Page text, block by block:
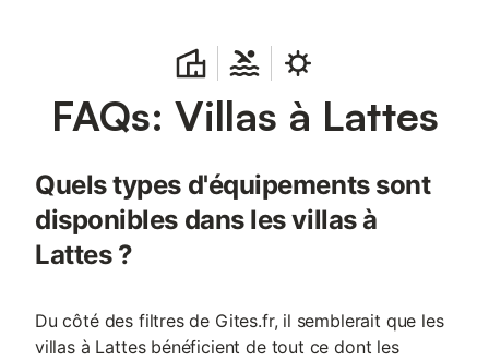
FAQs: Villas à Lattes
Quels types d'équipements sont
disponibles dans les villas à
Lattes ?
Du côté des filtres de Gites.fr, il semblerait que les
villas à Lattes bénéficient de tout ce dont les